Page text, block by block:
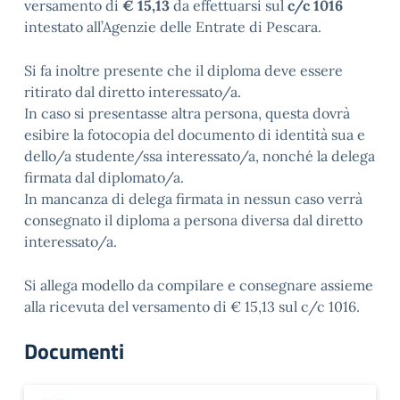
versamento di € 15,13 da effettuarsi sul c/c 1016
intestato all’Agenzie delle Entrate di Pescara.
Si fa inoltre presente che il diploma deve essere
ritirato dal diretto interessato/a.
In caso si presentasse altra persona, questa dovrà
esibire la fotocopia del documento di identità sua e
dello/a studente/ssa interessato/a, nonché la delega
firmata dal diplomato/a.
In mancanza di delega firmata in nessun caso verrà
consegnato il diploma a persona diversa dal diretto
interessato/a.
Si allega modello da compilare e consegnare assieme
alla ricevuta del versamento di € 15,13 sul c/c 1016.
Documenti